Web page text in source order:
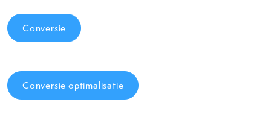
Conversie
Conversie optimalisatie